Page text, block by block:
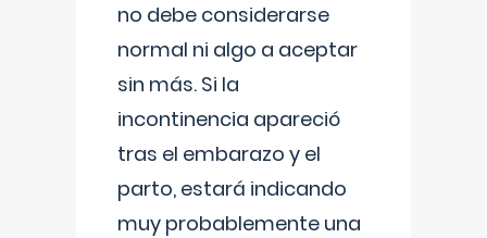
no debe considerarse
normal ni algo a aceptar
sin más. Si la
incontinencia apareció
tras el embarazo y el
parto, estará indicando
muy probablemente una